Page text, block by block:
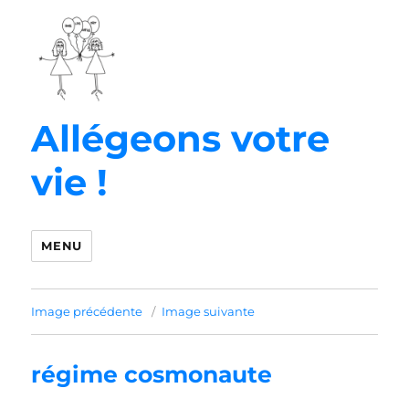
Allégeons votre
vie !
MENU
Image précédente Image suivante
régime cosmonaute